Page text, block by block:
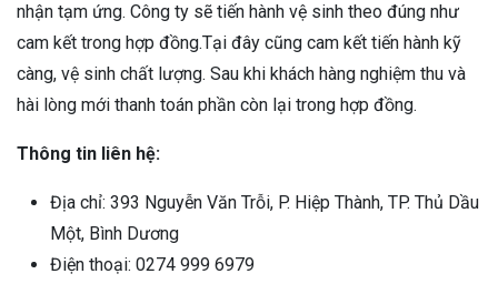
nhận tạm ứng. Công ty sẽ tiến hành vệ sinh theo đúng như
cam kết trong hợp đồng.Tại đây cũng cam kết tiến hành kỹ
càng, vệ sinh chất lượng. Sau khi khách hàng nghiệm thu và
hài lòng mới thanh toán phần còn lại trong hợp đồng.
Thông tin liên hệ:
Địa chỉ: 393 Nguyễn Văn Trỗi, P. Hiệp Thành, TP. Thủ Dầu
Một, Bình Dương
Điện thoại: 0274 999 6979